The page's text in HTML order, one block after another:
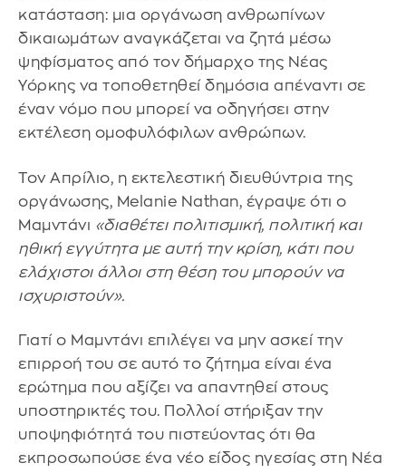
κατάσταση: μια οργάνωση ανθρωπίνων
δικαιωμάτων αναγκάζεται να ζητά μέσω
ψηφίσματος από τον δήμαρχο της Νέας
Υόρκης να τοποθετηθεί δημόσια απέναντι σε
έναν νόμο που μπορεί να οδηγήσει στην
εκτέλεση ομοφυλόφιλων ανθρώπων.
Τον Απρίλιο, η εκτελεστική διευθύντρια της
οργάνωσης, Melanie Nathan, έγραψε ότι ο
Μαμντάνι «διαθέτει πολιτισμική, πολιτική και
ηθική εγγύτητα με αυτή την κρίση, κάτι που
ελάχιστοι άλλοι στη θέση του μπορούν να
ισχυριστούν».
Γιατί ο Μαμντάνι επιλέγει να μην ασκεί την
επιρροή του σε αυτό το ζήτημα είναι ένα
ερώτημα που αξίζει να απαντηθεί στους
υποστηρικτές του. Πολλοί στήριξαν την
υποψηφιότητά του πιστεύοντας ότι θα
εκπροσωπούσε ένα νέο είδος ηγεσίας στη Νέα